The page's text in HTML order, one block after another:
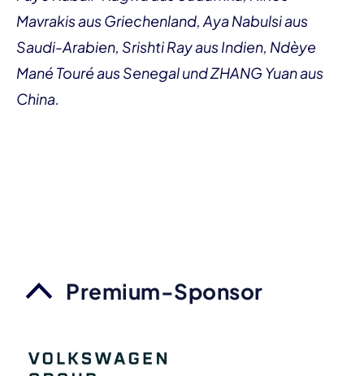
Mavrakis aus Griechenland, Aya Nabulsi aus
Saudi-Arabien, Srishti Ray aus Indien, Ndèye
Mané Touré aus Senegal und ZHANG Yuan aus
China.
Premium-Sponsor